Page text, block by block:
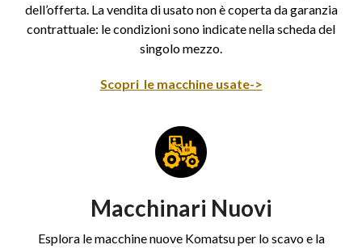
dell’offerta. La vendita di usato non è coperta da garanzia
contrattuale: le condizioni sono indicate nella scheda del
singolo mezzo.
Scopri le macchine usate->
Macchinari Nuovi
Esplora le macchine nuove Komatsu per lo scavo e la